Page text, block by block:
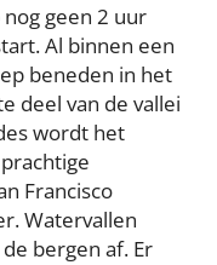
geen 2 uur
Al binnen een
beneden in het
deel van de vallei
wordt het
Francisco
Watervallen
bergen af. Er